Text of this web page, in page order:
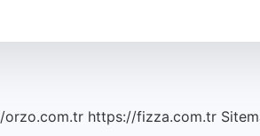
orzo.com.tr https://fizza.com.tr